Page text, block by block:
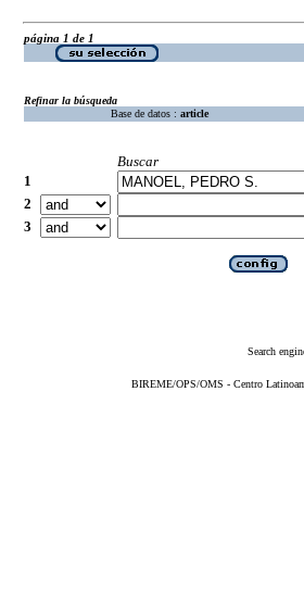
página 1 de 1
Refinar la búsqueda
Base de datos : article
Buscar
1
2
3
Search
BIREME/OPS/OMS - Centro